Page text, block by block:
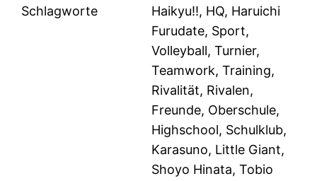
Schlagworte
Haikyu!!, HQ, Haruichi
Furudate, Sport,
Volleyball, Turnier,
Teamwork, Training,
Rivalität, Rivalen,
Freunde, Oberschule,
Highschool, Schulklub,
Karasuno, Little Giant,
Shoyo Hinata, Tobio